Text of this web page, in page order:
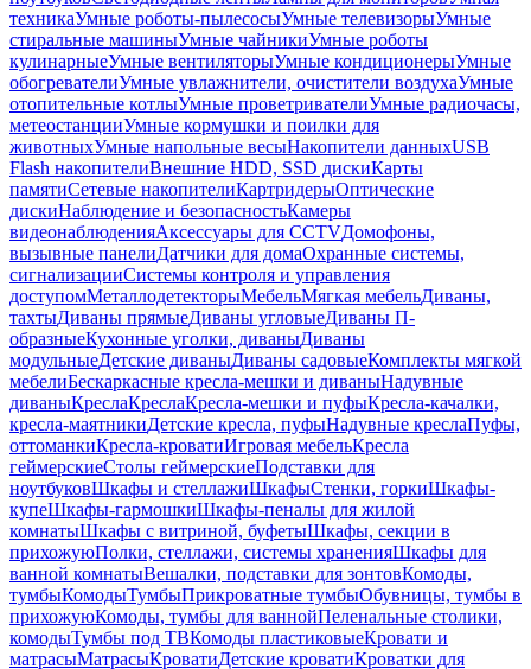
техникаУмные роботы-пылесосыУмные телевизорыУмные
стиральные машиныУмные чайникиУмные роботы
кулинарныеУмные вентиляторыУмные кондиционерыУмные
обогревателиУмные увлажнители, очистители воздухаУмные
отопительные котлыУмные проветривателиУмные радиочасы,
метеостанцииУмные кормушки и поилки для
животныхУмные напольные весыНакопители данныхUSB
Flash накопителиВнешние HDD, SSD дискиКарты
памятиСетевые накопителиКартридерыОптические
дискиНаблюдение и безопасностьКамеры
видеонаблюденияАксессуары для CCTVДомофоны,
вызывные панелиДатчики для домаОхранные системы,
сигнализацииСистемы контроля и управления
доступомМеталлодетекторыМебельМягкая мебельДиваны,
тахтыДиваны прямыеДиваны угловыеДиваны П-
образныеКухонные уголки, диваныДиваны
модульныеДетские диваныДиваны садовыеКомплекты мягкой
мебелиБескаркасные кресла-мешки и диваныНадувные
диваныКреслаКреслаКресла-мешки и пуфыКресла-качалки,
кресла-маятникиДетские кресла, пуфыНадувные креслаПуфы,
оттоманкиКресла-кроватиИгровая мебельКресла
геймерскиеСтолы геймерскиеПодставки для
ноутбуковШкафы и стеллажиШкафыСтенки, горкиШкафы-
купеШкафы-гармошкиШкафы-пеналы для жилой
комнатыШкафы с витриной, буфетыШкафы, секции в
прихожуюПолки, стеллажи, системы храненияШкафы для
ванной комнатыВешалки, подставки для зонтовКомоды,
тумбыКомодыТумбыПрикроватные тумбыОбувницы, тумбы в
прихожуюКомоды, тумбы для ваннойПеленальные столики,
комодыТумбы под ТВКомоды пластиковыеКровати и
матрасыМатрасыКроватиДетские кроватиКроватки для